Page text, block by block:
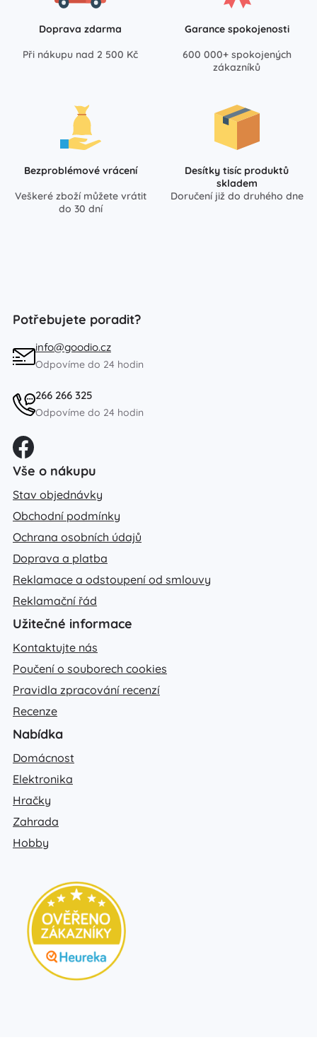
Doprava zdarma
Při nákupu nad 2 500 Kč
Garance spokojenosti
600 000+ spokojených
zákazníků
Bezproblémové vrácení
Veškeré zboží můžete vrátit
do 30 dní
Desítky tisíc produktů
skladem
Doručení již do druhého dne
Potřebujete poradit?
info@goodio.cz
Odpovíme do 24 hodin
266 266 325
Odpovíme do 24 hodin
Vše o nákupu
Stav objednávky
Obchodní podmínky
Ochrana osobních údajů
Doprava a platba
Reklamace a odstoupení od smlouvy
Reklamační řád
Užitečné informace
Kontaktujte nás
Poučení o souborech cookies
Pravidla zpracování recenzí
Recenze
Nabídka
Domácnost
Elektronika
Hračky
Zahrada
Hobby